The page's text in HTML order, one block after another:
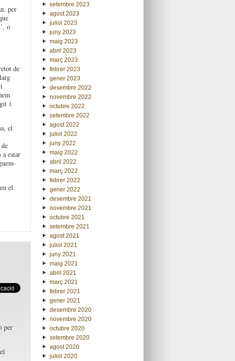
per
, o
de
i
, el
estar
el
per
setembre 2023
agost 2023
juliol 2023
juny 2023
maig 2023
abril 2023
març 2023
febrer 2023
gener 2023
desembre 2022
novembre 2022
octubre 2022
setembre 2022
agost 2022
juliol 2022
juny 2022
maig 2022
abril 2022
març 2022
febrer 2022
gener 2022
desembre 2021
novembre 2021
octubre 2021
setembre 2021
agost 2021
juliol 2021
juny 2021
maig 2021
abril 2021
març 2021
febrer 2021
gener 2021
desembre 2020
novembre 2020
octubre 2020
setembre 2020
agost 2020
juliol 2020